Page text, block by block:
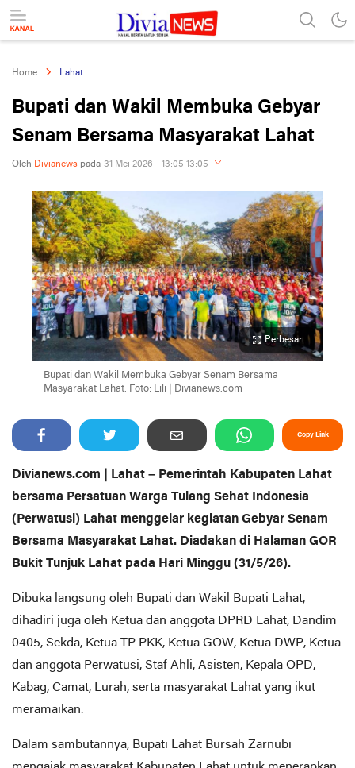
divianews.com
Home Lahat
Bupati dan Wakil Membuka Gebyar
Senam Bersama Masyarakat Lahat
Oleh Divianews pada 31 Mei 2026 - 13:05 13:05
Perbesar
Bupati dan Wakil Membuka Gebyar Senam Bersama
Masyarakat Lahat. Foto: Lili | Divianews.com
Copy Link
Divianews.com | Lahat – Pemerintah Kabupaten Lahat
bersama Persatuan Warga Tulang Sehat Indonesia
(Perwatusi) Lahat menggelar kegiatan Gebyar Senam
Bersama Masyarakat Lahat. Diadakan di Halaman GOR
Bukit Tunjuk Lahat pada Hari Minggu (31/5/26).
Dibuka langsung oleh Bupati dan Wakil Bupati Lahat,
dihadiri juga oleh Ketua dan anggota DPRD Lahat, Dandim
0405, Sekda, Ketua TP PKK, Ketua GOW, Ketua DWP, Ketua
dan anggota Perwatusi, Staf Ahli, Asisten, Kepala OPD,
Kabag, Camat, Lurah, serta masyarakat Lahat yang ikut
meramaikan.
Dalam sambutannya, Bupati Lahat Bursah Zarnubi